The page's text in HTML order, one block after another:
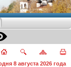
8 августа 2026 года